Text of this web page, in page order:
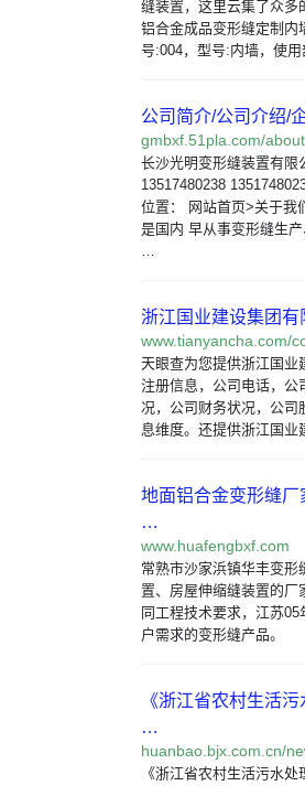
缝装置，这里云集了众多
铝合金成品变形缝定制内
号:004，型号:内墙，使用
公司简介/公司介绍/
gmbxf.51pla.com/
长沙光明变形缝装置有限
13517480238
位置： 网站首页>关于我
是国内 早从事变形缝生
…
浙江国业建设集团
www.tianyancha.com/
天眼查为您提供浙江国业
注册信息，公司电话，公
况，公司财务状况，公司
息维度。还提供浙江国业
地面铝合金变形缝
…
www.huafengbxf.com
常熟市沙家浜镇华丰变
置、房屋伸缩缝装置的
同工程技术要求，江苏
户需求的变形缝产品。
《浙江省农村生活
…
huanbao.bjx.com.cn/
《浙江省农村生活污水